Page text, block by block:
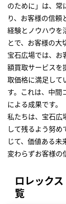
のために」は、常
り、お客様の信
経験とノウハウを
とで、お客様の大
宝石広場では、お
額買取サービスを
取価格に満足して
す。これは、中間
による成果です。
私たちは、宝石広
して残るよう努
じて、価値ある
変わらずお客様の
ロレック
覧